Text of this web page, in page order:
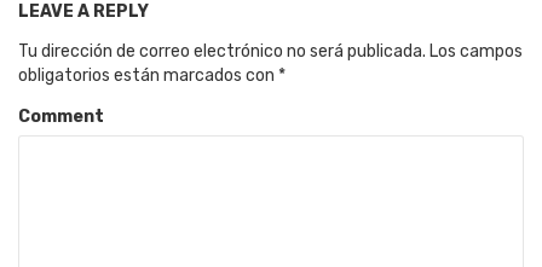
LEAVE A REPLY
Tu dirección de correo electrónico no será publicada. Los campos
obligatorios están marcados con *
Comment